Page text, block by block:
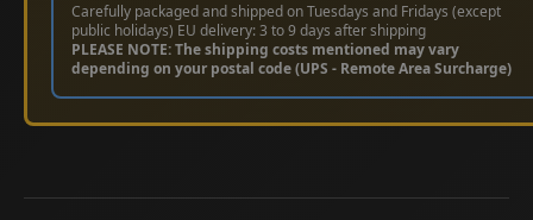
Carefully packaged and shipped on Tuesdays and Fridays (except
public holidays) EU delivery: 3 to 9 days after shipping
PLEASE NOTE: The shipping costs mentioned may vary
depending on your postal code (UPS - Remote Area Surcharge)